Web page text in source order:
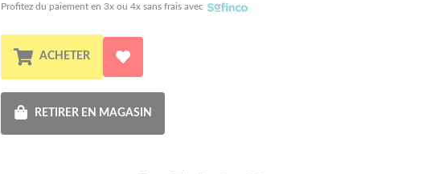
Profitez du paiement en 3x ou 4x sans frais avec
ACHETER
RETIRER EN MAGASIN